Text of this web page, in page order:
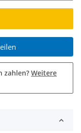
zahlen? Weitere